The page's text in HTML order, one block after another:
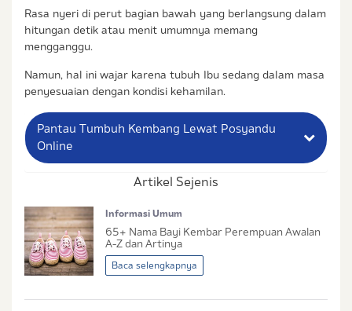
Rasa nyeri di perut bagian bawah yang berlangsung dalam
hitungan detik atau menit umumnya memang
mengganggu.
Namun, hal ini wajar karena tubuh Ibu sedang dalam masa
penyesuaian dengan kondisi kehamilan.
Pantau Tumbuh Kembang Lewat Posyandu
Online
Nama Lengkap Ibu
No. Handphone (Whatsapp)
Buat Password
Artikel Sejenis
Informasi Umum
65+ Nama Bayi Kembar Perempuan​ Awalan
A-Z dan Artinya
Baca selengkapnya